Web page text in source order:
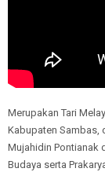
Merupakan Tari
Kabupaten Sambas,
Mujahidin Pontianak
Budaya serta